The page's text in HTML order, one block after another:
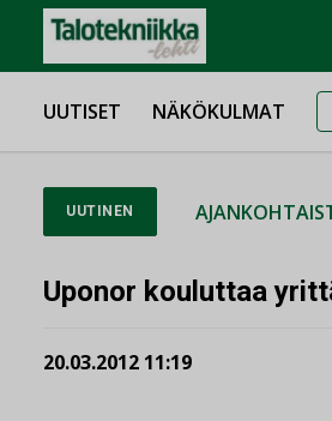
UUTISET NÄKÖKULMAT
UUTINEN
Uponor kouluttaa
20.03.2012 11:19